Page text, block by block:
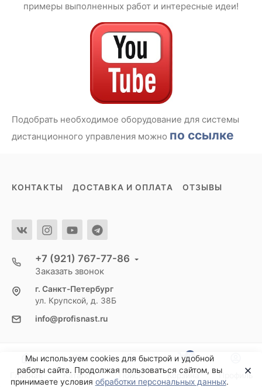
примеры выполненных работ и интересные идеи!
Подобрать необходимое оборудование для системы
дистанционного управления можно по ссылке
КОНТАКТЫ ДОСТАВКА И ОПЛАТА ОТЗЫВЫ
+7 (921) 767-77-86
Заказать звонок
г. Санкт-Петербург
ул. Крупской, д. 38Б
info@profisnast.ru
Мы используем cookies для быстрой и удобной
работы сайта. Продолжая пользоваться сайтом, вы
принимаете условия обработки персональных данных.
Главная Каталог Поиск
0
Корзина Профиль